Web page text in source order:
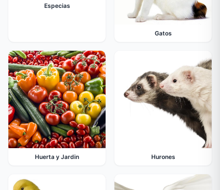
Especias
Gatos
Huerta y Jardin Hurones